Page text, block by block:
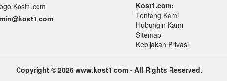
@kost1.com
Kost1.com:
Tentang Kami
Hubungin Kami
Sitemap
Kebijakan Privasi
Copyright © 2026 www.kost1.com - All Rights Reserved.